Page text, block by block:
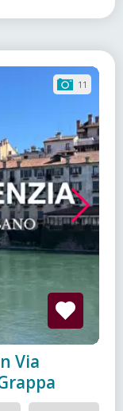
11
Via